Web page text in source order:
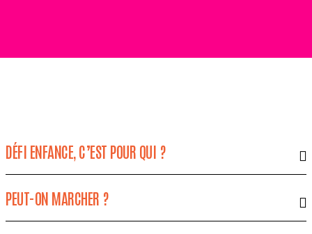
DÉFI ENFANCE, C’EST POUR QUI ?
PEUT-ON MARCHER ?